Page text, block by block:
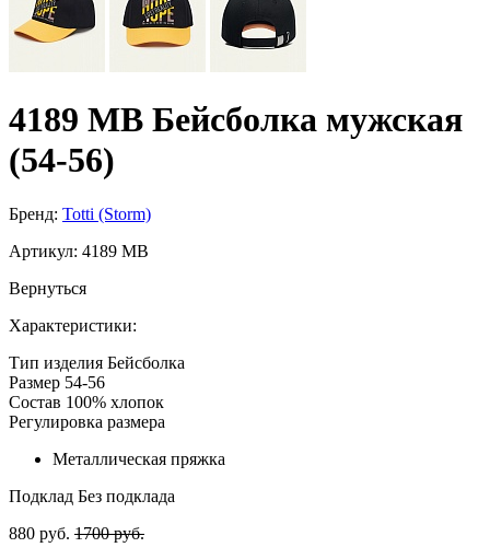
4189 МВ Бейсболка мужская
(54-56)
Бренд: Totti (Storm)
Артикул: 4189 МВ
Вернуться
Характеристики:
Тип изделия Бейсболка
Размер 54-56
Состав 100% хлопок
Регулировка размера
Металлическая пряжка
Подклад Без подклада
880 руб. 1700 руб.